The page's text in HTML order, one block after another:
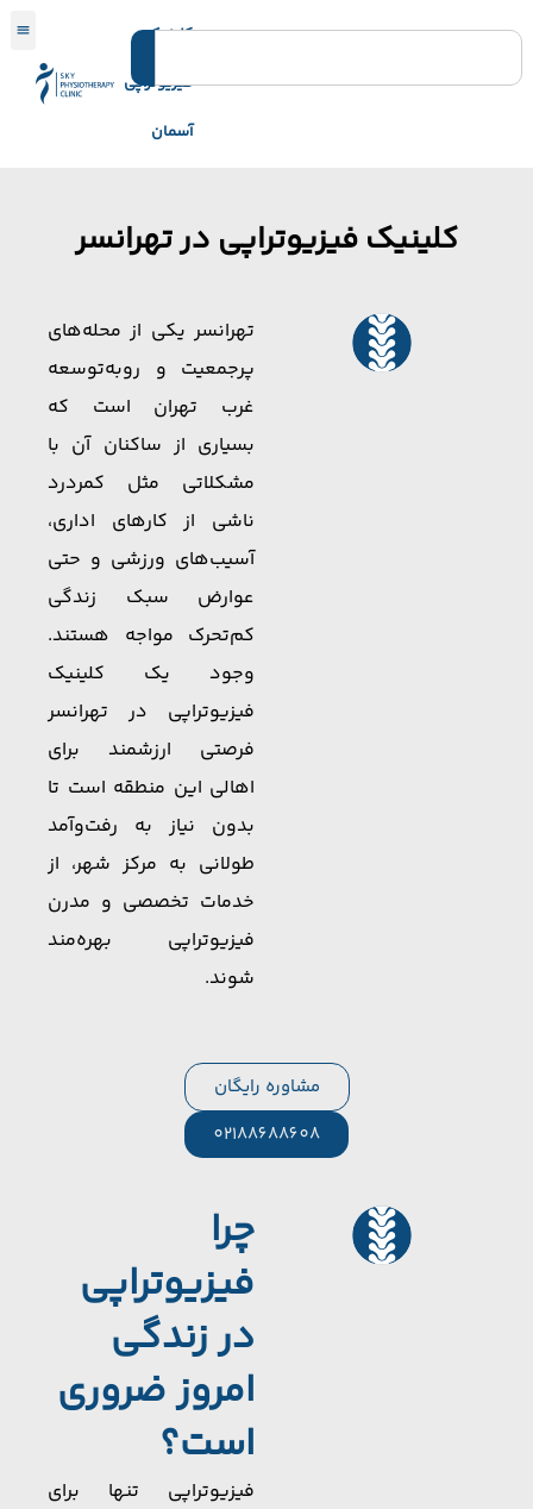
کلینیک
فیزیوتراپی
آسمان
کلینیک فیزیوتراپی در تهرانسر
تهرانسر یکی از محله‌های
پرجمعیت و رو‌به‌توسعه
غرب تهران است که
بسیاری از ساکنان آن با
مشکلاتی مثل کمردرد
ناشی از کارهای اداری،
آسیب‌های ورزشی و حتی
عوارض سبک زندگی
کم‌تحرک مواجه هستند.
وجود یک کلینیک
فیزیوتراپی در تهرانسر
فرصتی ارزشمند برای
اهالی این منطقه است تا
بدون نیاز به رفت‌وآمد
طولانی به مرکز شهر، از
خدمات تخصصی و مدرن
فیزیوتراپی بهره‌مند
شوند.
مشاوره رایگان
02188688608
چرا
فیزیوتراپی
در زندگی
امروز ضروری
است؟
فیزیوتراپی تنها برای